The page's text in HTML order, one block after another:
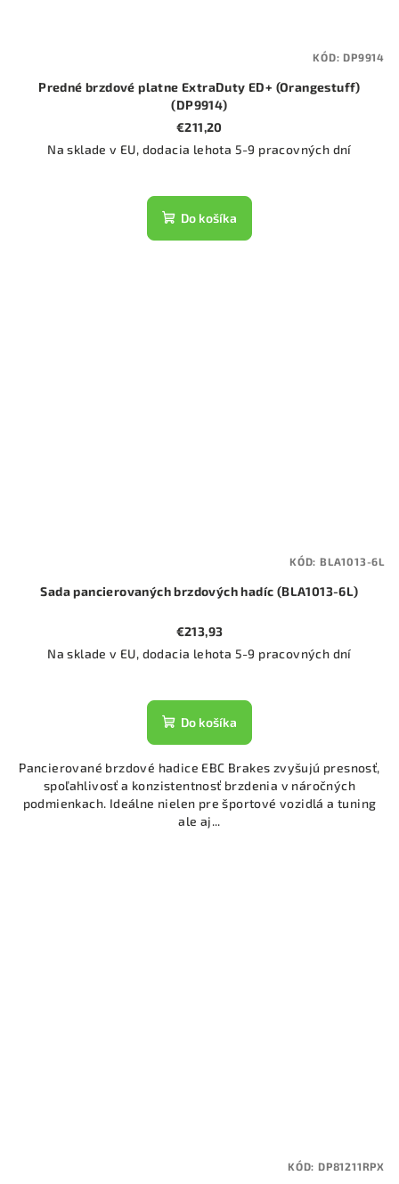
Predné brzdové platne ExtraDuty ED+ (Orangestuff)
(DP9914)
€211,20
Na sklade v EU, dodacia lehota 5-9 pracovných dní
Do košíka
KÓD:DP9914
Sada pancierovaných brzdových hadíc (BLA1013-6L)
€213,93
Na sklade v EU, dodacia lehota 5-9 pracovných dní
Do košíka
Pancierované brzdové hadice EBC Brakes zvyšujú presnosť,
spoľahlivosť a konzistentnosť brzdenia v náročných
podmienkach. Ideálne nielen pre športové vozidlá a tuning
ale aj...
KÓD: BLA1013-6L
KÓD: DP81211RPX